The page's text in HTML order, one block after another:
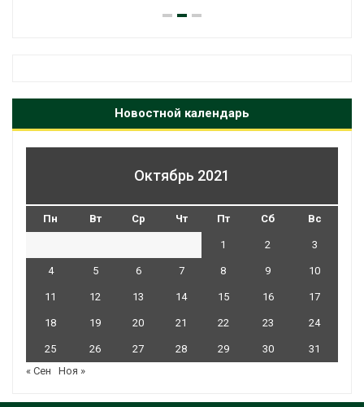
Новостной календарь
Октябрь 2021
Пн Вт Ср Чт Пт Сб Вс
1 2 3
4 5 6 7 8 9 10
11 12 13 14 15 16 17
18 19 20 21 22 23 24
25 26 27 28 29 30
31
« Сен
Ноя »